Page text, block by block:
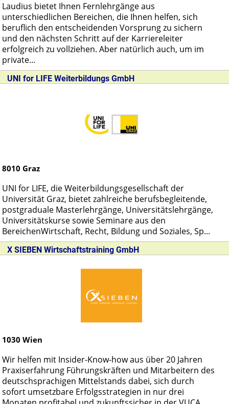
Laudius bietet Ihnen Fernlehrgänge aus
unterschiedlichen Bereichen, die Ihnen helfen, sich
beruflich den entscheidenden Vorsprung zu sichern
und den nächsten Schritt auf der Karriereleiter
erfolgreich zu vollziehen. Aber natürlich auch, um im
private...
UNI for LIFE Weiterbildungs GmbH
8010 Graz
UNI for LIFE, die Weiterbildungsgesellschaft der
Universität Graz, bietet zahlreiche berufsbegleitende,
postgraduale Masterlehrgänge, Universitätslehrgänge,
Universitätskurse sowie Seminare aus den
BereichenWirtschaft, Recht, Bildung und Soziales, Sp...
X SIEBEN Wirtschaftstraining GmbH
1030 Wien
Wir helfen mit Insider-Know-how aus über 20 Jahren
Praxiserfahrung Führungskräften und Mitarbeitern des
deutschsprachigen Mittelstands dabei, sich durch
sofort umsetzbare Erfolgsstrategien in nur drei